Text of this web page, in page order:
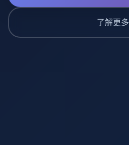
了解更多